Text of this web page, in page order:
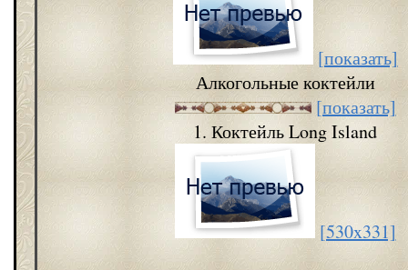
[показать]
Алкогольные коктейли
[показать]
1. Коктейль Long Island
[530x331]